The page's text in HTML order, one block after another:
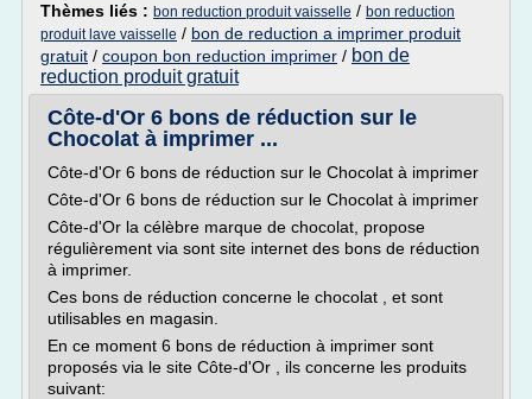
Thèmes liés : bon reduction produit vaisselle / bon reduction
produit lave vaisselle / bon de reduction a imprimer produit
gratuit / coupon bon reduction imprimer / bon de
reduction produit gratuit
Côte-d'Or 6 bons de réduction sur le
Chocolat à imprimer ...
Côte-d'Or 6 bons de réduction sur le Chocolat à imprimer
Côte-d'Or 6 bons de réduction sur le Chocolat à imprimer
Côte-d'Or la célèbre marque de chocolat, propose
régulièrement via sont site internet des bons de réduction
à imprimer.
Ces bons de réduction concerne le chocolat , et sont
utilisables en magasin.
En ce moment 6 bons de réduction à imprimer sont
proposés via le site Côte-d'Or , ils concerne les produits
suivant: